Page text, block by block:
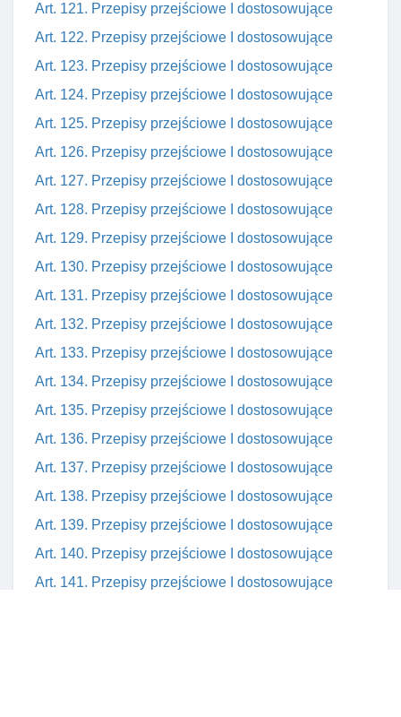
Art. 121. Przepisy przejściowe I dostosowujące
Art. 122. Przepisy przejściowe I dostosowujące
Art. 123. Przepisy przejściowe I dostosowujące
Art. 124. Przepisy przejściowe I dostosowujące
Art. 125. Przepisy przejściowe I dostosowujące
Art. 126. Przepisy przejściowe I dostosowujące
Art. 127. Przepisy przejściowe I dostosowujące
Art. 128. Przepisy przejściowe I dostosowujące
Art. 129. Przepisy przejściowe I dostosowujące
Art. 130. Przepisy przejściowe I dostosowujące
Art. 131. Przepisy przejściowe I dostosowujące
Art. 132. Przepisy przejściowe I dostosowujące
Art. 133. Przepisy przejściowe I dostosowujące
Art. 134. Przepisy przejściowe I dostosowujące
Art. 135. Przepisy przejściowe I dostosowujące
Art. 136. Przepisy przejściowe I dostosowujące
Art. 137. Przepisy przejściowe I dostosowujące
Art. 138. Przepisy przejściowe I dostosowujące
Art. 139. Przepisy przejściowe I dostosowujące
Art. 140. Przepisy przejściowe I dostosowujące
Art. 141. Przepisy przejściowe I dostosowujące